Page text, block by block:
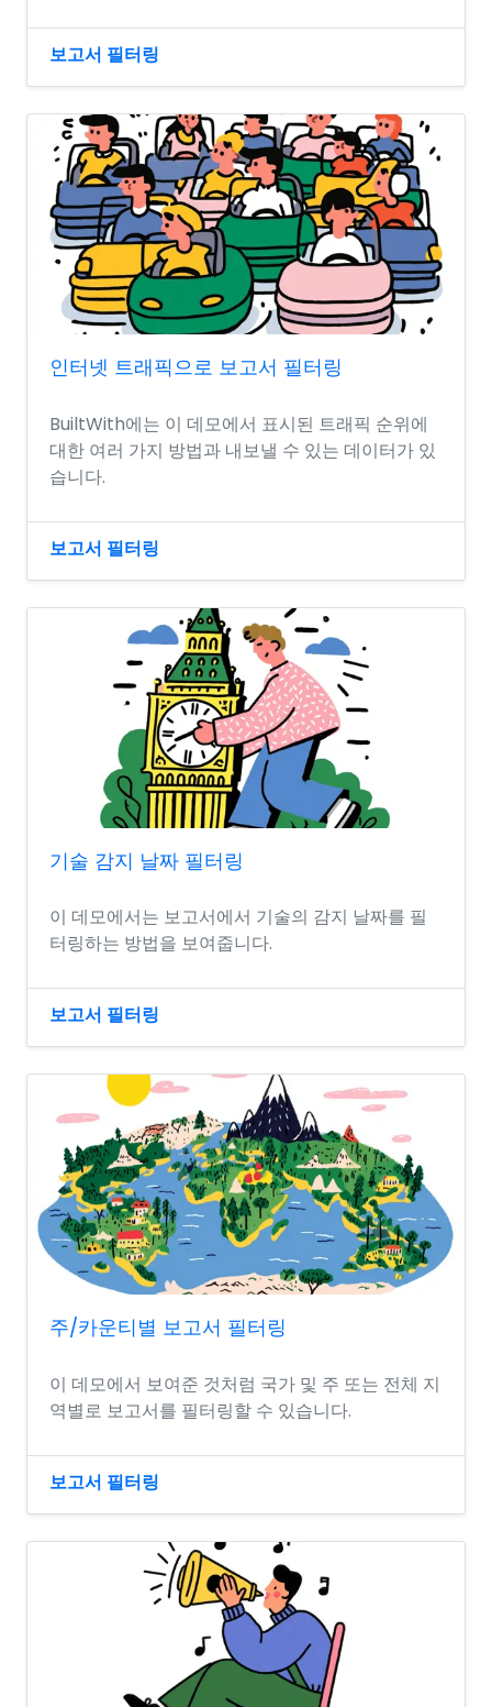
보고서 필터링
인터넷 트래픽으로 보고서 필터링
BuiltWith에는 이 데모에서 표시된 트래픽 순위에
대한 여러 가지 방법과 내보낼 수 있는 데이터가 있
습니다.
보고서 필터링
기술 감지 날짜 필터링
이 데모에서는 보고서에서 기술의 감지 날짜를 필
터링하는 방법을 보여줍니다.
보고서 필터링
주/카운티별 보고서 필터링
이 데모에서 보여준 것처럼 국가 및 주 또는 전체 지
역별로 보고서를 필터링할 수 있습니다.
보고서 필터링